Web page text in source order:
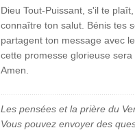
Dieu Tout-Puissant, s'il te
connaître ton salut. Bénis tes
partagent ton message avec
cette promesse glorieuse
Amen.
Les pensées et la prière du
Vous pouvez envoyer des